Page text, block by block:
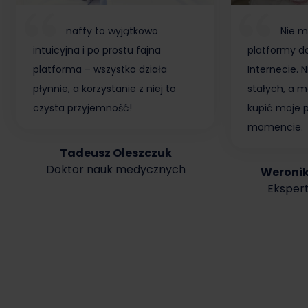
naffy to wyjątkowo
intuicyjna i po prostu fajna
platforma – wszystko działa
płynnie, a korzystanie z niej to
czysta przyjemność!
Tadeusz Oleszczuk
Doktor nauk medycznych
Nie
platformy
Internecie.
stałych, a
kupić moje
momencie.